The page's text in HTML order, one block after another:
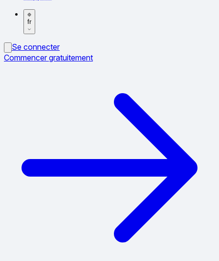
fr
Se connecter
Commencer gratuitement